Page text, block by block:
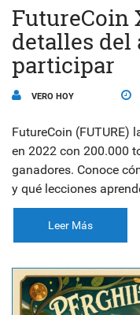
FutureCoin
detalles del
participar
VERO HOY
FutureCoin (FUTURE)
en 2022 con 200.000
ganadores. Conoce
y qué lecciones
Leer Más